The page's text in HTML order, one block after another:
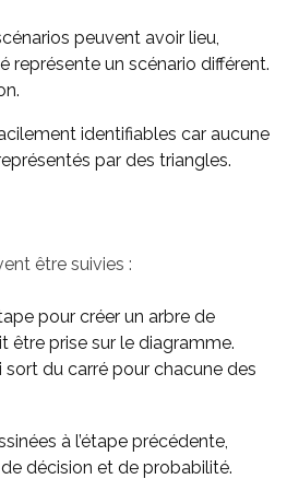
peuvent avoir lieu,
représente un scénario différent.
identifiables car aucune
par des triangles.
être suivies :
pour créer un arbre de
être prise sur le diagramme.
sort du carré pour chacune des
à l’étape précédente,
décision et de probabilité.